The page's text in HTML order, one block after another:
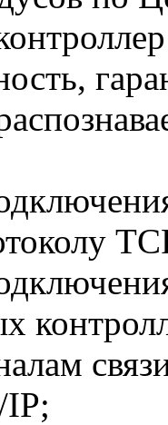
IP;